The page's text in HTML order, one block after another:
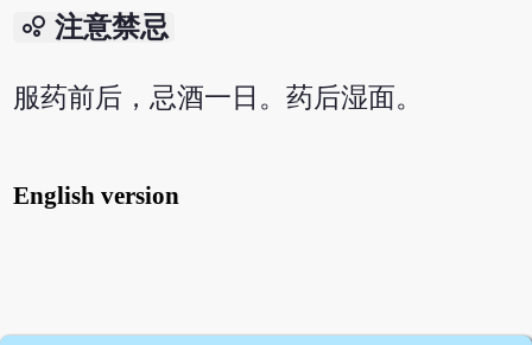
bubble_chart 注意禁忌
服药前后，忌酒一日。药后湿面。
English version